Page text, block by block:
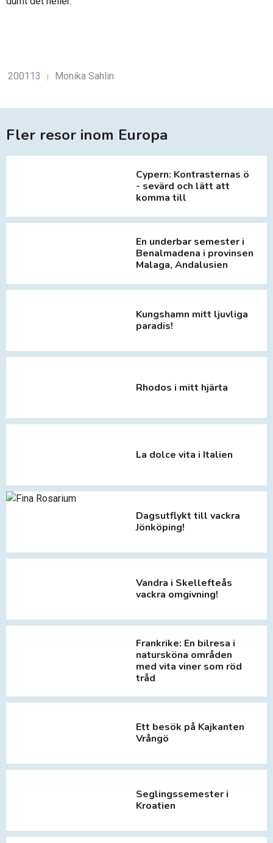
200113 Monika Sahlin
Fler resor inom Europa
Cypern: Kontrasternas ö
- sevärd och lätt att
komma till
En underbar semester i
Benalmadena i provinsen
Malaga, Andalusien
Kungshamn mitt ljuvliga
paradis!
Rhodos i mitt hjärta
La dolce vita i Italien
Dagsutflykt till vackra
Jönköping!
Vandra i Skellefteås
vackra omgivning!
Frankrike: En bilresa i
natursköna områden
med vita viner som röd
tråd
Ett besök på Kajkanten
Vrångö
Seglingssemester i
Kroatien